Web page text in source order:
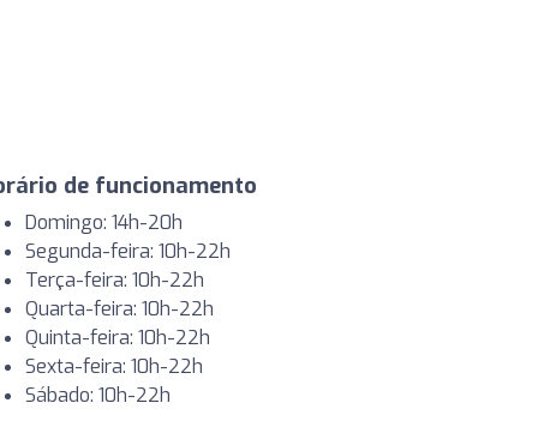
de funcionamento
Domingo: 14h-20h
Segunda-feira: 10h-22h
Terça-feira: 10h-22h
Quarta-feira: 10h-22h
Quinta-feira: 10h-22h
Sexta-feira: 10h-22h
Sábado: 10h-22h